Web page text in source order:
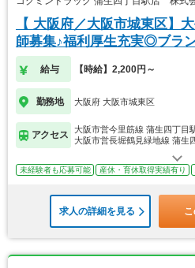
【 大阪府／大阪市城東区】
師募集♪福利厚生充実◎ブラ
す！
給与 【時給】2,200円～
勤務地 大阪府 大阪市城東区
アクセス
大阪市営今里筋線 蒲生四丁目
大阪市営長堀鶴見緑地線 蒲生
未経験者も応募可能 産休・育休取得実績有り
求人の詳細を見る